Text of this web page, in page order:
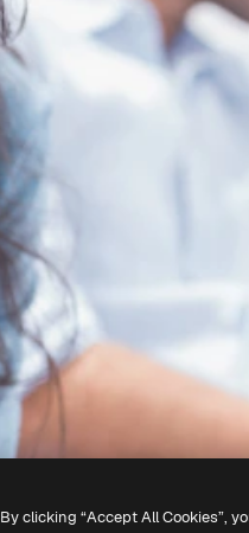
By clicking “Accept All Cookies”,